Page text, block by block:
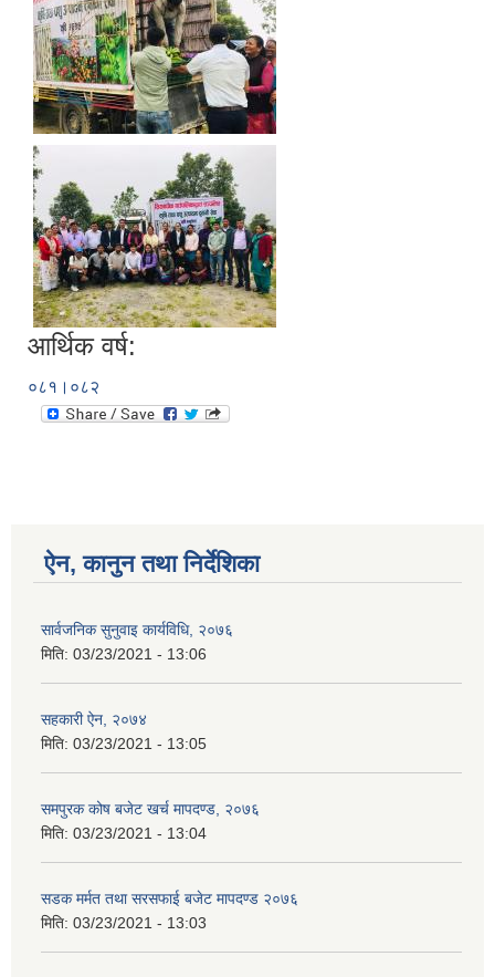
आर्थिक वर्ष:
०८१।०८२
ऐन, कानुन तथा निर्देशिका
सार्वजनिक सुनुवाइ कार्यविधि, २०७६
मिति: 03/23/2021 - 13:06
सहकारी ऐन, २०७४
मिति: 03/23/2021 - 13:05
समपुरक कोष बजेट खर्च मापदण्ड, २०७६
मिति: 03/23/2021 - 13:04
सडक मर्मत तथा सरसफाई बजेट मापदण्ड २०७६
मिति: 03/23/2021 - 13:03